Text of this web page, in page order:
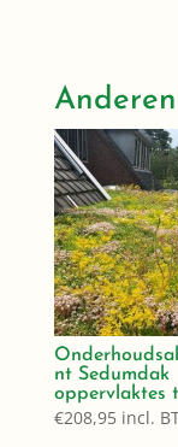
nt Sedumdak
oppervlaktes
€208,95 incl.